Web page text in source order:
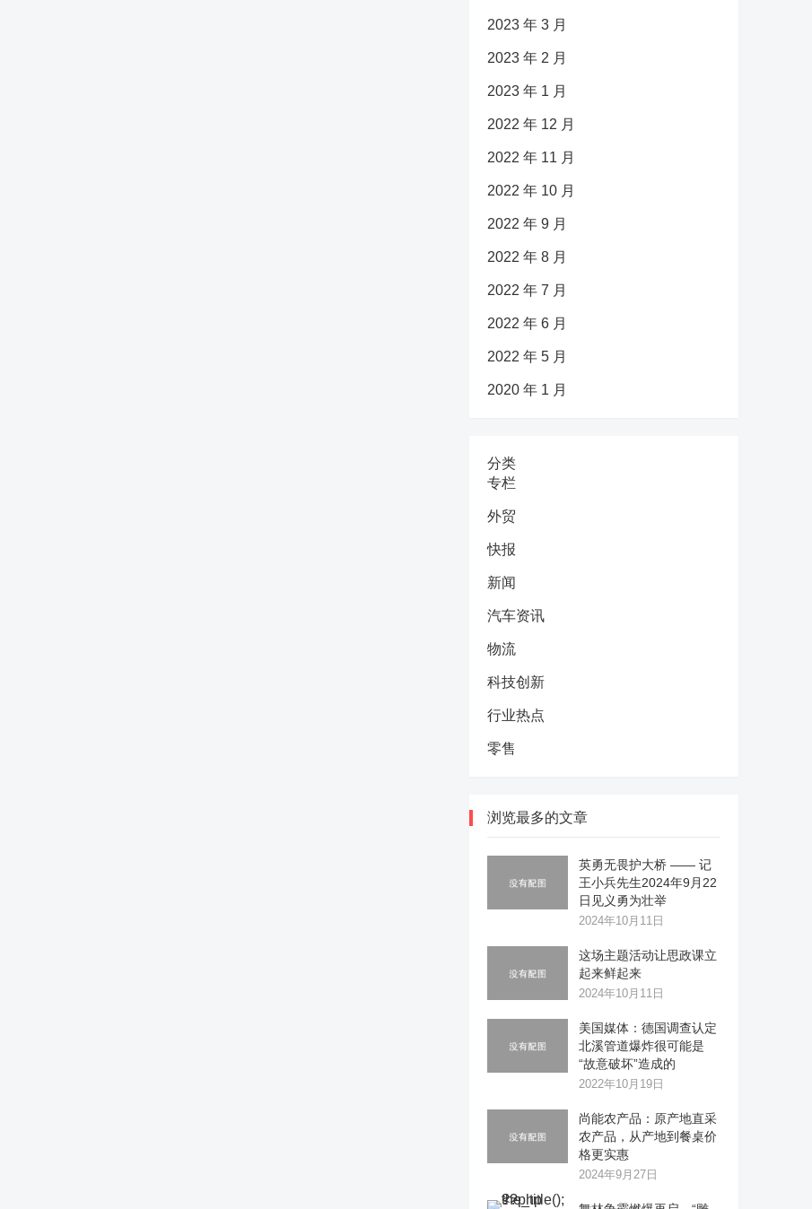
2023 年 3 月
2023 年 2 月
2023 年 1 月
2022 年 12 月
2022 年 11 月
2022 年 10 月
2022 年 9 月
2022 年 8 月
2022 年 7 月
2022 年 6 月
2022 年 5 月
2020 年 1 月
分类
专栏
外贸
快报
新闻
汽车资讯
物流
科技创新
行业热点
零售
浏览最多的文章
英勇无畏护大桥 —— 记
王小兵先生2024年9月22
日见义勇为壮举
2024年10月11日
这场主题活动让思政课立
起来鲜起来
2024年10月11日
美国媒体：德国调查认定
北溪管道爆炸很可能是
“故意破坏”造成的
2022年10月19日
尚能农产品：原产地直采
农产品，从产地到餐桌价
格更实惠
2024年9月27日